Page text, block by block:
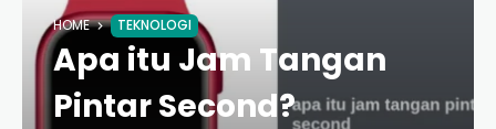
HOME TEKNOLOGI
Apa itu Jam Tangan
Pintar Second?